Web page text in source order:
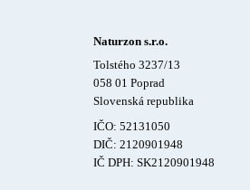
Naturzon s.r.o.
Tolstého 3237/13
058 01 Poprad
Slovenská republika
IČO: 52131050
DIČ: 2120901948
IČ DPH: SK2120901948